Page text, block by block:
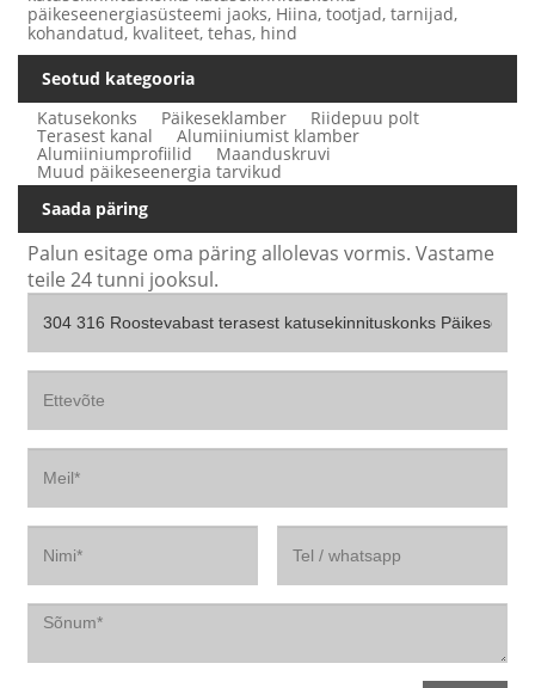
päikeseenergiasüsteemi jaoks, Hiina, tootjad, tarnijad,
kohandatud, kvaliteet, tehas, hind
Seotud kategooria
Katusekonks
Päikeseklamber Riidepuu polt
Terasest kanal Alumiiniumist klamber
Alumiiniumprofiilid Maanduskruvi
Muud päikeseenergia tarvikud
Saada päring
Palun esitage oma päring allolevas vormis. Vastame
teile 24 tunni jooksul.